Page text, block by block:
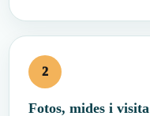
Fotos, mides i visita